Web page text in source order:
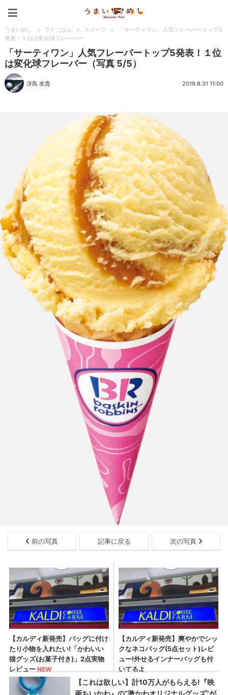
うまいめし > ウチごはん > スイーツ >
「サーティワン」人気フレーバートップ5
発表！１位は変化球フレーバー
「サーティワン」人気フレーバートップ5発表！１位
は変化球フレーバー（写真 5/5）
冴島 友貴 2019.8.31 11:00
前の写真 記事に戻る 次の写真